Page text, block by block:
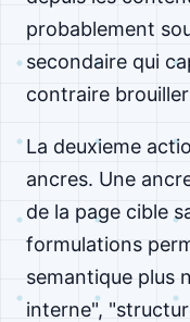
probablement
secondaire qui
contraire
La deuxieme
ancres. Une
de la page cible
formulations
semantique plus
interne",